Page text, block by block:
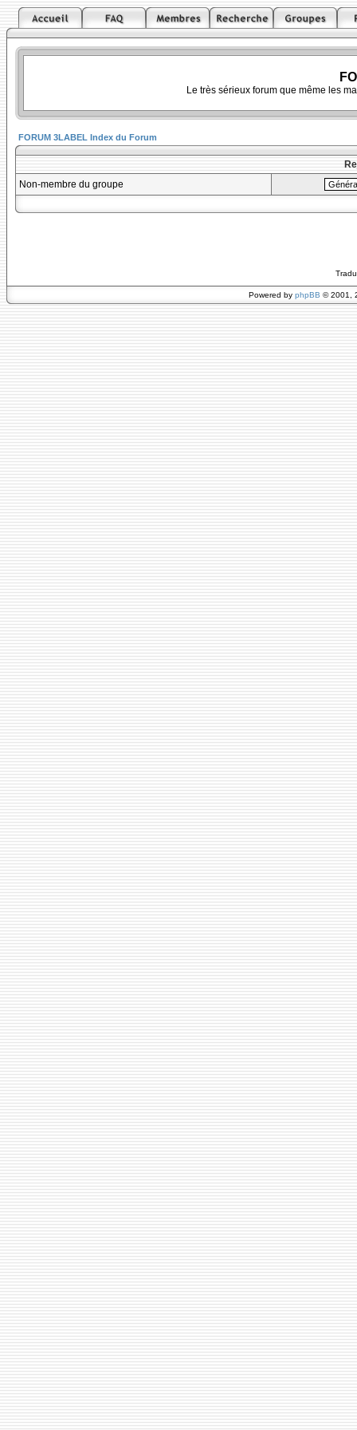
Le très sérieux forum que même les
FORUM 3LABEL Index du Forum
Non-membre du groupe
Powered by phpBB © 2001,